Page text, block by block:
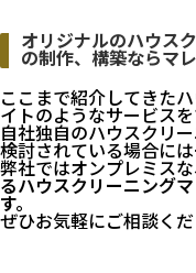
オリジナルのハウス
の制作、構築ならマ
ここまで紹介してきた
イトのようなサービス
自社独自のハウスクリ
検討されている場合に
弊社ではオンプレミスな
るハウスクリーニング
す。
ぜひお気軽にご相談くだ